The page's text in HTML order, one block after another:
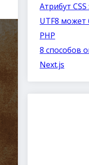
Атрибут
UTF8 может
PHP
8 способов
Next.js